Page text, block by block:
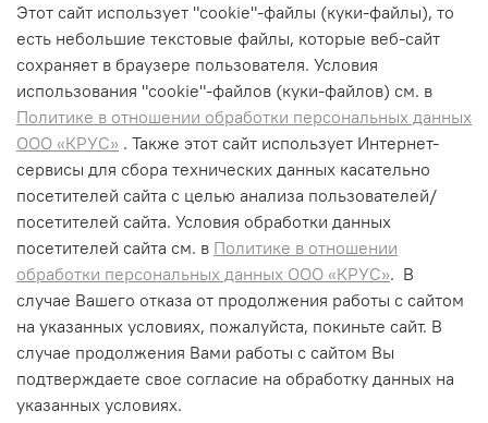
В корзину
1 2
+7 (495) 662-99-75
info@krus-group.ru
Этот сайт использует "cookie"-файлы (куки-файлы), то
есть небольшие текстовые файлы, которые веб-сайт
сохраняет в браузере пользователя. Условия
использования "cookiе"-файлов (куки-файлов) см. в
Политике в отношении обработки персональных данных
ООО «КРУС» . Также этот сайт использует Интернет-
сервисы для сбора технических данных касательно
посетителей сайта с целью анализа пользователей/
посетителей сайта. Условия обработки данных
посетителей сайта см. в Политике в отношении
обработки персональных данных ООО «КРУС». В
случае Вашего отказа от продолжения работы с сайтом
на указанных условиях, пожалуйста, покиньте сайт. В
случае продолжения Вами работы с сайтом Вы
подтверждаете свое согласие на обработку данных на
указанных условиях.